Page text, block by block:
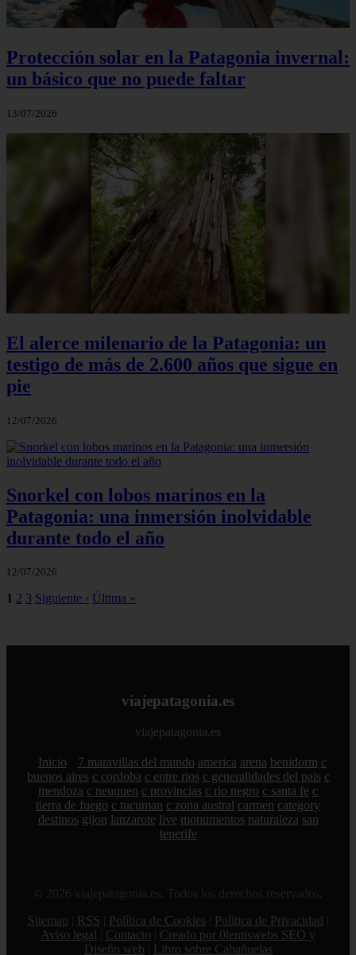
Protección solar en la Patagonia invernal:
un básico que no puede faltar
13/07/2026
El alerce milenario de la Patagonia: un
testigo de más de 2.600 años que sigue en
pie
12/07/2026
Snorkel con lobos marinos en la
Patagonia: una inmersión inolvidable
durante todo el año
12/07/2026
1 2 3 Siguiente › Última »
viajepatagonia.es
viajepatagonia.es
Inicio 7 maravillas del mundo america arena benidorm c
buenos aires c cordoba c entre rios c generalidades del pais c
mendoza c neuquen c provincias c rio negro c santa fe c
tierra de fuego c tucuman c zona austral carmen category
destinos gijon lanzarote live monumentos naturaleza san
tenerife
© 2026 viajepatagonia.es. Todos los derechos reservados.
Sitemap
RSS Política de Cookies Política de Privacidad
Aviso legal
Contacto
Creado por 0lemiswebs SEO y
Diseño web
Libro sobre Cabañuelas